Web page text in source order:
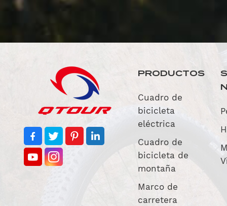
PRODUCTOS
Cuadro de
bicicleta
eléctrica
Cuadro de
bicicleta de
montaña
Marco de
carretera